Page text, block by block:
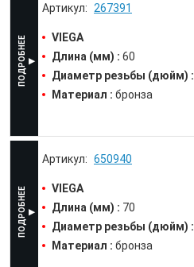
267391
VIEGA
Длина (мм) : 60
Диаметр резьбы (дюйм) :
Материал : бронза
650940
VIEGA
Длина (мм) : 70
Диаметр резьбы (дюйм) :
Материал : бронза